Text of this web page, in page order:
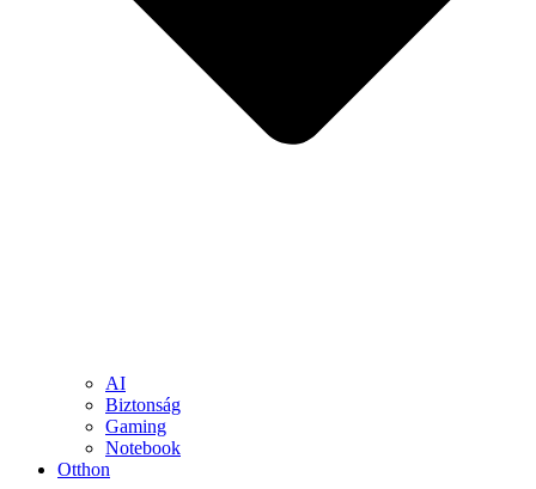
AI
Biztonság
Gaming
Notebook
Otthon